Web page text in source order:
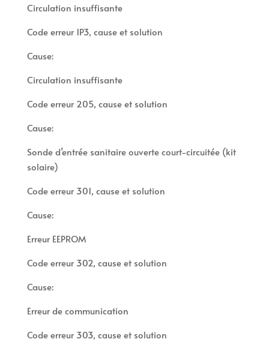
Circulation insuffisante
Code erreur 1P3, cause et solution
Cause:
Circulation insuffisante
Code erreur 205, cause et solution
Cause:
Sonde d’entrée sanitaire ouverte court-circuitée (kit
solaire)
Code erreur 301, cause et solution
Cause:
Erreur EEPROM
Code erreur 302, cause et solution
Cause:
Erreur de communication
Code erreur 303, cause et solution